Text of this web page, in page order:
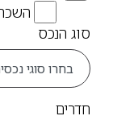
סוג הנכס
חדרים